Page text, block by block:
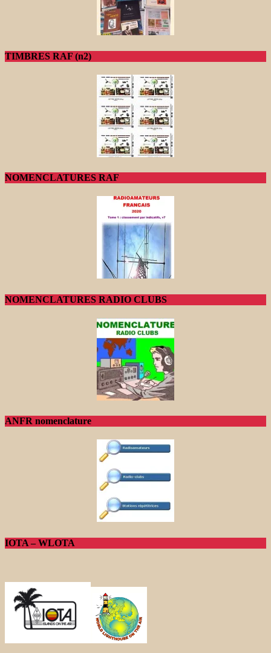
TIMBRES RAF (n2)
NOMENCLATURES RAF
NOMENCLATURES RADIO CLUBS
ANFR nomenclature
IOTA – WLOTA